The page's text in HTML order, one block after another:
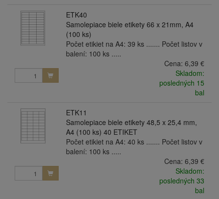
ETK40
Samolepiace biele etikety 66 x 21mm, A4
(100 ks)
Počet etikiet na A4: 39 ks ....... Počet listov v
balení: 100 ks .....
Cena: 6,39 €
Skladom:
posledných 15
bal
ETK11
Samolepiace biele etikety 48,5 x 25,4 mm,
A4 (100 ks) 40 ETIKET
Počet etikiet na A4: 40 ks ....... Počet listov v
balení: 100 ks .....
Cena: 6,39 €
Skladom:
posledných 33
bal